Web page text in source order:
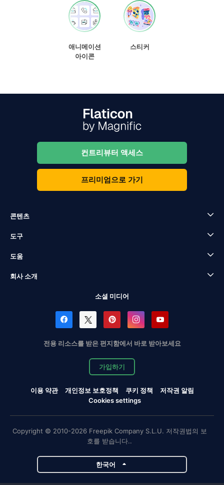
애니메이션
아이콘
스티커
컨트리뷰터 액세스
프리미엄으로 가기
콘텐츠
도구
도움
회사 소개
소셜 미디어
전용 리소스를 받은 편지함에서 바로 받아보세요
가입하기
이용 약관 개인정보 보호정책 쿠키 정책
저작권 알림
Cookies settings
Copyright © 2010-2026 Freepik Company S.L.U. 저작권법의 보
호를 받습니다..
한국어